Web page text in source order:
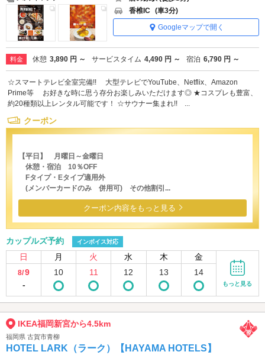
香椎IC (車3分)
Googleマップで開く
料金 休憩 3,890 円 ～ サービスタイム 4,490 円 ～ 宿泊 6,790 円 ～
☆スマートテレビ全室完備!! 大型テレビでYouTube、Netflix、Amazon
Prime等 お好きな時に思う存分お楽しみいただけます◎ ★コスプレも豊富、
約20種類以上レンタル可能です！ ☆サウナー集まれ!! ...
クーポン
【平日】 月曜日～金曜日
休憩・宿泊 10％OFF
Fタイプ・Eタイプ適用外
(メンバーカードのみ 併用可) その他割引...
クーポン内容をもっと見る
カップルズ予約 インボイス対応
日 月 火 水 木 金
8/9
-
10 11 12 13 14
もっと見る
IKEA福岡新宮から4.5km
福岡県 古賀市青柳
HOTEL LARK（ラーク）【HAYAMA HOTELS】